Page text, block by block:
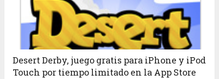
Desert Derby, juego gratis para iPhone y iPod
Touch por tiempo limitado en la App Store